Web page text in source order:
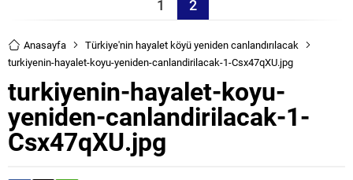
1 2
Anasayfa
Türkiye'nin hayalet köyü yeniden canlandırılacak
turkiyenin-hayalet-koyu-yeniden-canlandirilacak-1-Csx47qXU.jpg
turkiyenin-hayalet-koyu-
yeniden-canlandirilacak-1-
Csx47qXU.jpg